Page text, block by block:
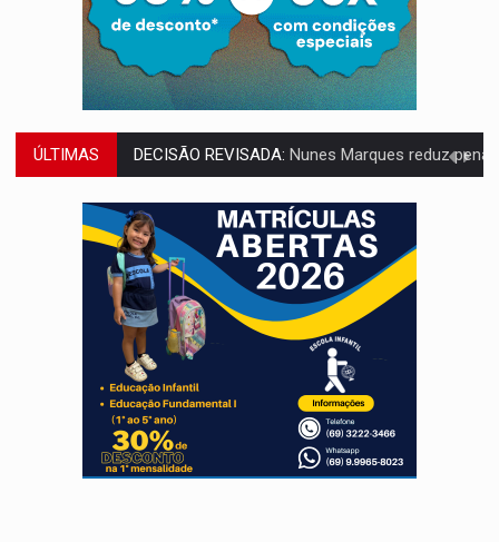
ÚLTIMAS CONEXÃO RONDONIAOVIVO:Museólogo Antônio Ocampo lança livro
ELEIÇÕES 2026:Patrimônio de candidata a deputada federal do PL salta R$ 1
VÍDEO:Quadrilha é flagrada com cerca de 200 porções
BAIRRO TEIXEIRÃO:MPF cobra regularização fundiária da
SUCESSO NA ABERTURA:2ª Feira Rondônia Empreendedora segue no Espaço
REESTRUTURAÇÃO: Secretário da Seinfra de Porto Velho pede
SAÚDE INDÍGENA: Pirahã terão consultas e exames especializados durante
ECONOMIA: Dia dos pais deve movimentar R$ 8,5 bilhões e RO